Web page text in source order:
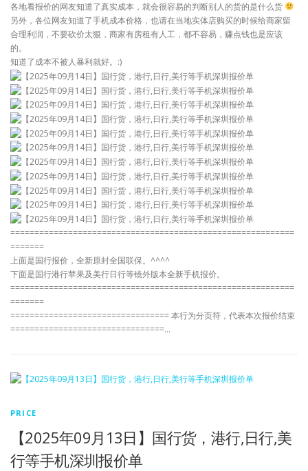
各地看报价的网友知道了真实成本，就会很容易的判断别人的货的是什么货
另外，各位网友知道了手机成本价格，也请在当地实体店购买的时候给商家留
合理利润，不要砍价太狠，商家有房租有人工，都不容易，赚点钱也是应该
的。
知道了成本不被人暴利就好。:)
===========================================================
=======
上面是国行报价，全新原封全国联保。^^^^
下面是国行港行苹果及美行日行等镜外版本全新手机报价。
===========================================================
=======
================================= 本行为分页符，代表本次报价结束
================================…
PRICE
【2025年09月13日】国行货，港行,日行,美
行等手机深圳报价单